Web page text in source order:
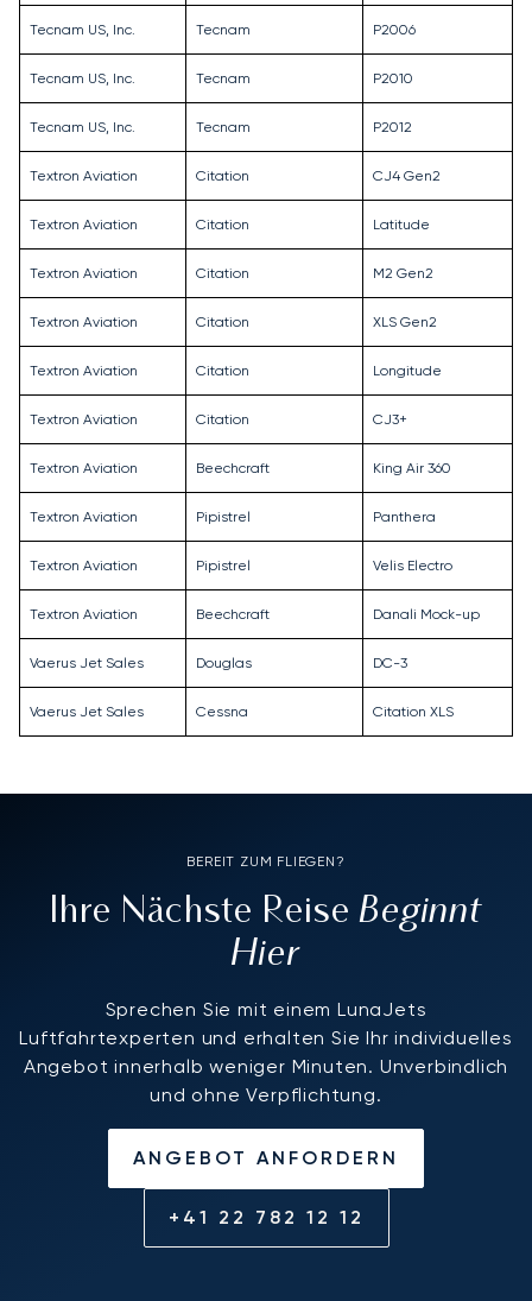
Tecnam US, Inc. Tecnam P2006
Tecnam US, Inc. Tecnam P2010
Tecnam US, Inc. Tecnam P2012
Textron Aviation Citation CJ4 Gen2
Textron Aviation Citation Latitude
Textron Aviation Citation M2 Gen2
Textron Aviation Citation XLS Gen2
Textron Aviation Citation Longitude
Textron Aviation Citation CJ3+
Textron Aviation Beechcraft King Air 360
Textron Aviation Pipistrel Panthera
Textron Aviation Pipistrel Velis Electro
Textron Aviation Beechcraft Danali Mock-up
Vaerus Jet Sales Douglas DC-3
Vaerus Jet Sales Cessna Citation XLS
BEREIT ZUM FLIEGEN?
Ihre Nächste ReiseBeginnt
Hier
Sprechen Sie mit einem LunaJets
Luftfahrtexperten und erhalten Sie Ihr individuelles
Angebot innerhalb weniger Minuten. Unverbindlich
und ohne Verpflichtung.
ANGEBOT ANFORDERN
+41 22 782 12 12